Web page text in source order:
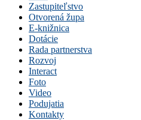
Zastupiteľstvo
Otvorená župa
E-knižnica
Dotácie
Rada partnerstva
Rozvoj
Interact
Foto
Video
Podujatia
Kontakty